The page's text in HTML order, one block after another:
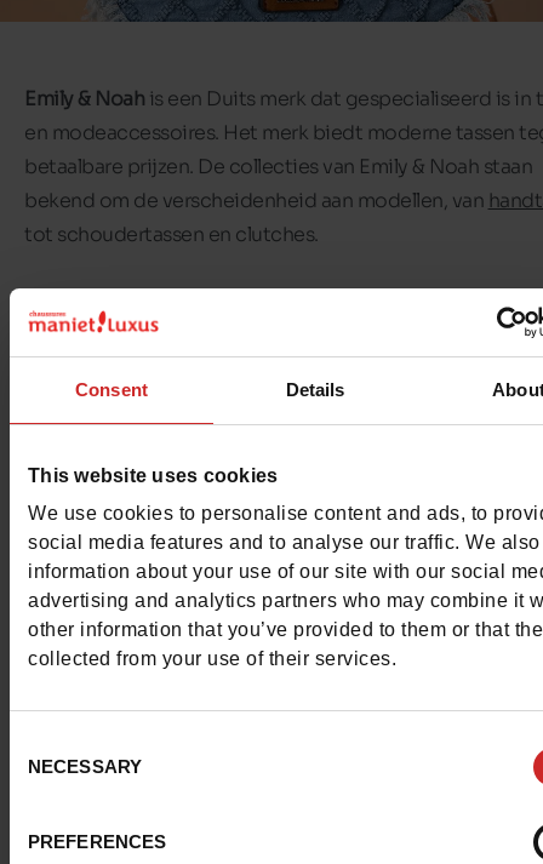
Consent Details
This website uses cookies
We use cookies to personalise content and ads, to
social media features and to analyse our traffic. We
information about your use of our site with our social
advertising and analytics partners who may combine it
other information that you’ve provided to them or that
collected from your use of their services.
Selection
NECESSARY
PREFERENCES
Emily & Noah is een Duits merk dat gespecialiseerd is in
en modeaccessoires. Het merk biedt moderne tassen
betaalbare prijzen. De collecties van Emily & Noah staan
bekend om de verscheidenheid aan modellen, van
tot schoudertassen en clutches.
In deze selectie bieden we je verschillende modellen
Noah tassen voor dames
. Er is voor ieder wat wils! Van
vindt het model dat bij jouw look past.
Bekijk deEmily & Noah tassen
Chaussures Maniet ! Luxus winkelsen op onze online